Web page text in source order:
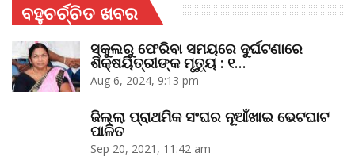
ବହୁଚର୍ଚ୍ଚିତ ଖବର
ସ୍କୁଲରୁ ଫେରିବା ସମୟରେ ଦୁର୍ଘଟଣାରେ
ଶିକ୍ଷୟିତ୍ରୀଙ୍କ ମୃତ୍ୟୁ : ୧…
Aug 6, 2024, 9:13 pm
ଜିଲ୍ଲା ପ୍ରାଥମିକ ସଂଘର ନୂଆଁଖାଇ ଭେଟଘାଟ
ପାଳିତ
Sep 20, 2021, 11:42 am